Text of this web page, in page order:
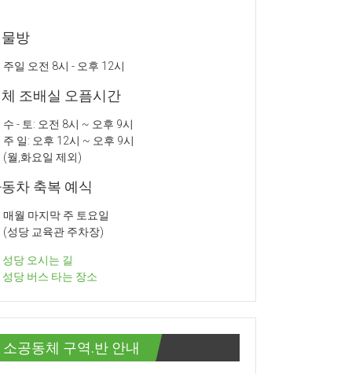
방
주일 오전 8시 - 오후 12시
조배실 오픔시간
수 - 토: 오전 8시 ~ 오후 9시
주 일: 오후 12시 ~ 오후 9시
(월,화요일 제외)
차 축복 예식
매월 마지막 주 토요일
(성당 교육관 주차장)
성당 오시는 길
성당 버스 타는 장소
소공동체 구역.반 안내